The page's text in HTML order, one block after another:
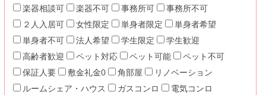
楽器相談可
楽器不可 事務所可
事務所不可
２人入居可
女性限定 単身者限定
単身者希望
単身者不可
法人希望 学生限定
学生歓迎
高齢者歓迎
ペット対応 ペット可能
ペット不可
保証人要
敷金礼金0 角部屋
リノベーション
ルームシェア・ハウス
ガスコンロ
電気コンロ